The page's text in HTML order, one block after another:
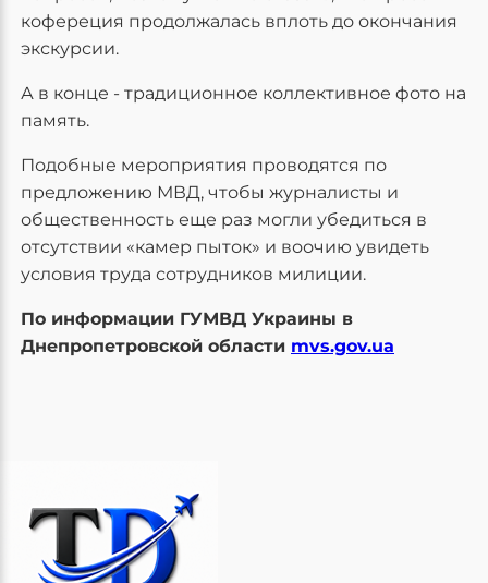
кофереция продолжалась вплоть до окончания
экскурсии.
А в конце - традиционное коллективное фото на
память.
Подобные мероприятия проводятся по
предложению МВД, чтобы журналисты и
общественность еще раз могли убедиться в
отсутствии «камер пыток» и воочию увидеть
условия труда сотрудников милиции.
По информации ГУМВД Украины в
Днепропетровской области mvs.gov.ua